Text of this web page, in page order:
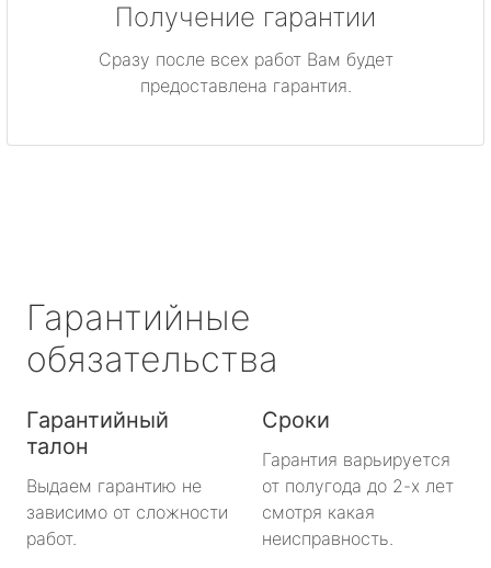
Получение гарантии
Сразу после всех работ Вам будет
предоставлена гарантия.
Гарантийные
обязательства
Гарантийный
талон
Выдаем гарантию не
зависимо от сложности
работ.
Сроки
Гарантия варьируется
от полугода до 2-х лет
смотря какая
неисправность.